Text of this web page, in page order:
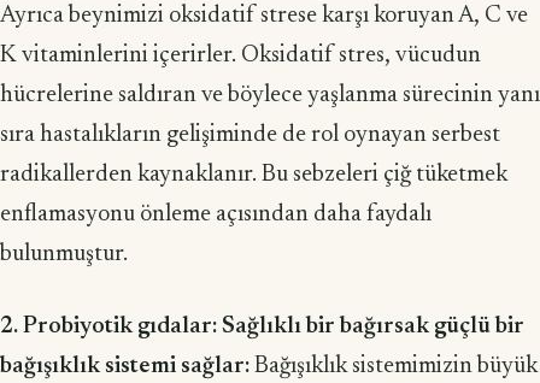
Ayrıca beynimizi oksidatif strese karşı koruyan A, C ve
K vitaminlerini içerirler. Oksidatif stres, vücudun
hücrelerine saldıran ve böylece yaşlanma sürecinin yanı
sıra hastalıkların gelişiminde de rol oynayan serbest
radikallerden kaynaklanır. Bu sebzeleri çiğ tüketmek
enflamasyonu önleme açısından daha faydalı
bulunmuştur.
2. Probiyotik gıdalar: Sağlıklı bir bağırsak güçlü bir
bağışıklık sistemi sağlar: Bağışıklık sistemimizin büyük